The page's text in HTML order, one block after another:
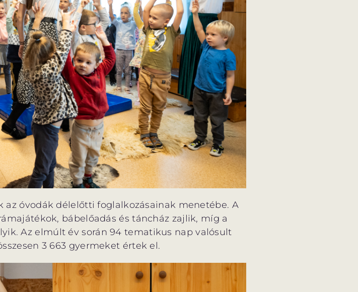
az óvodák délelőtti foglalkozásainak menetébe. A
bábelőadás és táncház zajlik, míg a
Az elmúlt év során 94 tematikus nap valósult
3 663 gyermeket értek el.